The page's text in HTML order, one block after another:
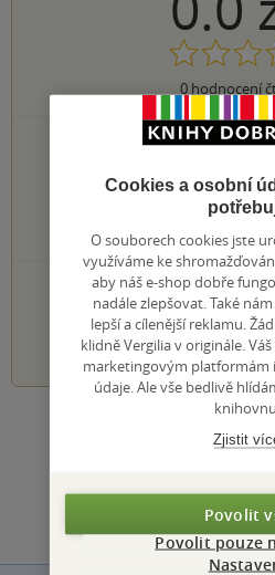
0hodnocení
0×
5
0×
3
0×
2
0×
1
PŘIDEJTE SVÉ
1 2 3 4 5
Zobrazit všechna
Přidat
Cookies a osobní
O souborech cookies jste
využíváme ke
aby náš e-shop dobře
nadále zlepšovat. Také
lepší a cílenější reklamu.
klidně Vergilia v originále.
marketingovým platformám
údaje. Ale vše bedlivě
Zjistit
Povolit
Povolit pouze